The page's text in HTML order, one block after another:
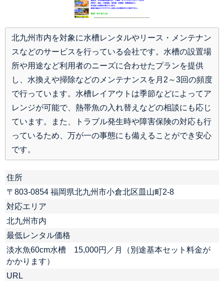
北九州市内を対象に水槽レンタルやリース・メンテナン
スなどのサービスを行っている会社です。水槽の設置場
所や用途など利用者のニーズに合わせたプランを提供
し、水換えや掃除などのメンテナンスを月2～3回の頻度
で行っています。水槽レイアウトは季節などによってア
レンジが可能で、熱帯魚の入れ替えなどの相談にも応じ
ています。また、トラブル発生時や障害保険の対応も行
っているため、万が一の事態にも備えることができ安心
です。
住所
〒803-0854 福岡県北九州市小倉北区皿山町2-8
対応エリア
北九州市内
最低レンタル価格
淡水魚60cm水槽 15,000円／月（別途基本セット料金が
かかります）
URL